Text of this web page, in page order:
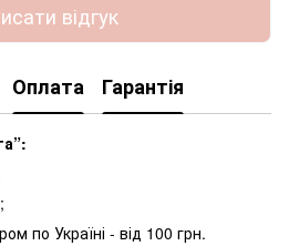
відгук
Оплата Гарантія
по Україні - від 100 грн.